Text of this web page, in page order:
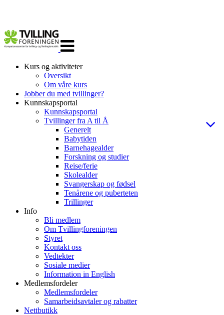
navigasjon
Kurs og aktiviteter
Oversikt
Om våre kurs
Jobber du med tvillinger?
Kunnskapsportal
Kunnskapsportal
Tvillinger fra A til Å
Generelt
Babytiden
Barnehagealder
Forskning og studier
Reise/ferie
Skolealder
Svangerskap og fødsel
Tenårene og puberteten
Trillinger
Info
Bli medlem
Om Tvillingforeningen
Styret
Kontakt oss
Vedtekter
Sosiale medier
Information in English
Medlemsfordeler
Medlemsfordeler
Samarbeidsavtaler og rabatter
Nettbutikk